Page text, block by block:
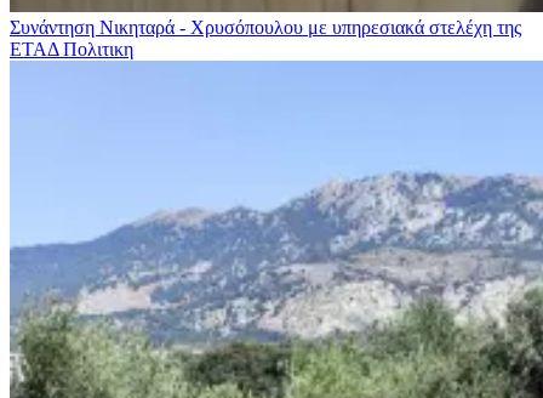
Συνάντηση Νικηταρά - Χρυσόπουλου με υπηρεσιακά στελέχη της
ΕΤΑΔΠολιτικη